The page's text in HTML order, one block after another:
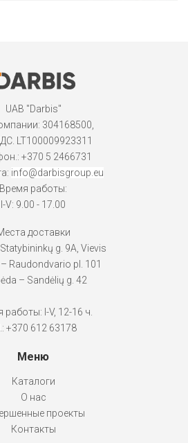
UAB "Darbis"
304168500,
LT100009923311
+370 5 2466731
info@darbisgroup.eu
Время работы:
I-V: 9.00 - 17.00
доставки
g. 9A, Vievis
Raudondvario pl. 101
– Sandėlių g. 42
работы: I-V, 12-16 ч.
+370 612 63178
Меню
Каталоги
О нас
проекты
Контакты